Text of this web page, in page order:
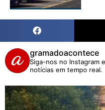
gramadoacontece
Siga-nos no Instagram
notícias em tempo real.